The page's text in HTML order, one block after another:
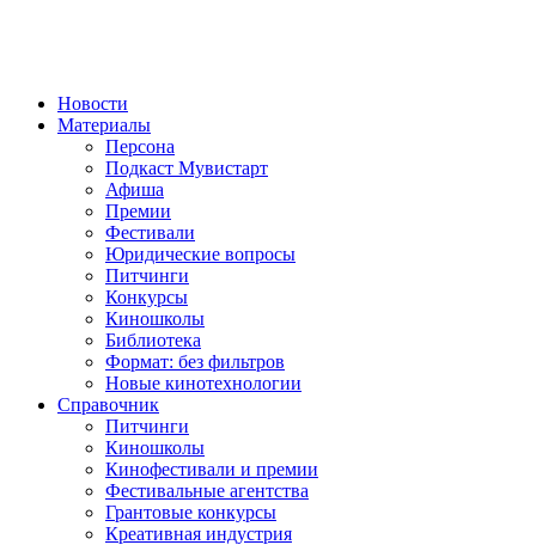
Новости
Материалы
Персона
Подкаст Мувистарт
Афиша
Премии
Фестивали
Юридические вопросы
Питчинги
Конкурсы
Киношколы
Библиотека
Формат: без фильтров
Новые кинотехнологии
Справочник
Питчинги
Киношколы
Кинофестивали и премии
Фестивальные агентства
Грантовые конкурсы
Креативная индустрия